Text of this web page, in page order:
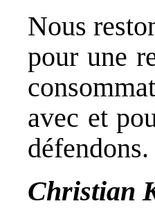
Nous
pour une
avec et
défendons.
Christian